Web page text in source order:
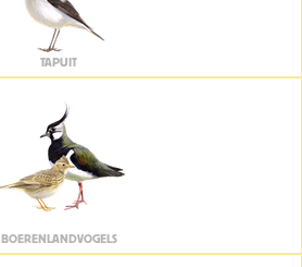
TAPUIT
BOERENLANDVOGELS